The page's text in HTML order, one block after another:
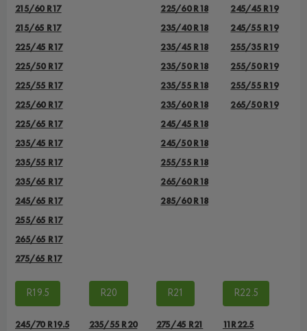
215/60 R17
215/65 R17
225/45 R17
225/50 R17
225/55 R17
225/60 R17
225/65 R17
235/45 R17
235/55 R17
235/65 R17
245/65 R17
255/65 R17
265/65 R17
275/65 R17
225/60 R18
235/40 R18
235/45 R18
235/50 R18
235/55 R18
235/60 R18
245/45 R18
245/50 R18
255/55 R18
265/60 R18
285/60 R18
245/45 R19
245/55 R19
255/35 R19
255/50 R19
255/55 R19
265/50 R19
R19.5
245/70 R19.5
R20
235/55 R20
R21
275/45 R21
R22.5
11R22.5